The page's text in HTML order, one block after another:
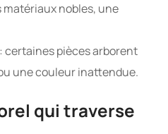
matériaux nobles, une
: certaines pièces arborent
une couleur inattendue.
qui traverse